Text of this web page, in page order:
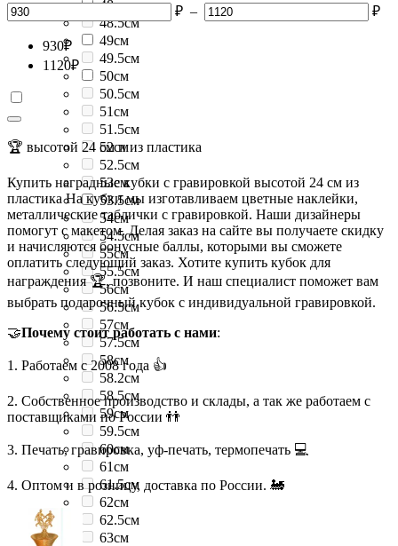
48см
48.5см
49см
49.5см
50см
50.5см
51см
51.5см
52см
52.5см
53см
53.5см
54см
54.5см
55см
55.5см
56см
56.5см
57см
57.5см
58см
58.2см
58.5см
59см
59.5см
60см
61см
61.5см
62см
62.5см
63см
₽ – ₽
930₽
1120₽
🏆 высотой 24 см и из пластика
Купить наградные кубки с гравировкой высотой 24 см из
пластика На кубки мы изготавливаем цветные наклейки,
металлические таблички с гравировкой. Наши дизайнеры
помогут с макетом. Делая заказ на сайте вы получаете скидку
и начисляются бонусные баллы, которыми вы сможете
оплатить следующий заказ. Хотите купить кубок для
награждения 🏆, позвоните. И наш специалист поможет вам
выбрать подарочный кубок с индивидуальной гравировкой.
🤝Почему стоит работать с нами:
1. Работаем с 2008 года 👍
2. Собственное производство и склады, а так же работаем с
поставщиками по России 👬
3. Печать, гравировка, уф-печать, термопечать 💻
4. Оптом и в розницу, доставка по России. 🚂